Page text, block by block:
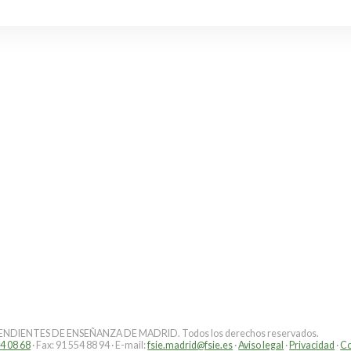
DE ENSEÑANZA DE MADRID. Todos los derechos reservados.
08 68· Fax: 91 554 88 94 · E-mail:fsie.madrid@fsie.es ·Aviso legal · Privacidad ·